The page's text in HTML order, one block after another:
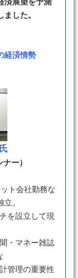
済展望を予測
した。
経済情勢
ー）
ト会社勤務な
。
を設立して現
・マネー雑誌
管理の重要性